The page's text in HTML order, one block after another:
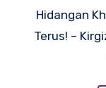
Hidangan
Terus! –